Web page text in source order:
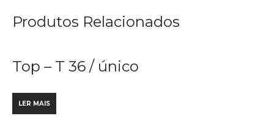
Produtos Relacionados
Top – T 36 / único
LER MAIS